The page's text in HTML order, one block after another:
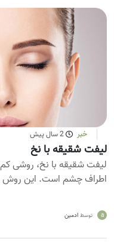
خبر 2 سال پیش
لیفت شقیقه با نخ
لیفت شقیقه با نخ، روشی
اطراف چشم است. این روش
a توسط ادمین